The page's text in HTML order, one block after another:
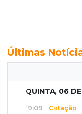
Últimas
QUINTA, 06
19:09 Cotação